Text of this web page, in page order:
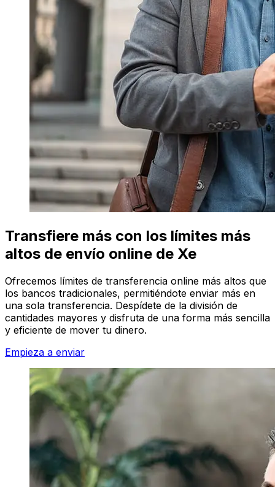
Transfiere más con los límites más
altos de envío online de Xe
Ofrecemos límites de transferencia online más altos que
los bancos tradicionales, permitiéndote enviar más en
una sola transferencia. Despídete de la división de
cantidades mayores y disfruta de una forma más sencilla
y eficiente de mover tu dinero.
Empieza a enviar